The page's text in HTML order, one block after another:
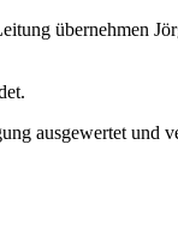
übernehmen
ausgewertet und